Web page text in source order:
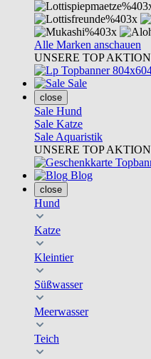
Alle Marken anschauen
UNSERE TOP AKTION
Sale
close
Sale Hund
Sale Katze
Sale Aquaristik
UNSERE TOP AKTION
Blog
close
Hund
Katze
Kleintier
Süßwasser
Meerwasser
Teich